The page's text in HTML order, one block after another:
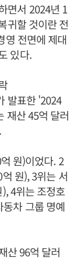
면서 2024년 1
귀할 것이란 전
영 전면에 제대
있다.
발표한 '2024
재산 45억 달러
원)이었다. 2
원), 3위는 서
4위는 조정호
차 그룹 명예
산 96억 달러